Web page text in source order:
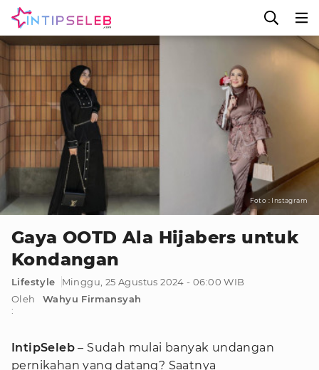
Foto : Instagram
Gaya OOTD Ala Hijabers untuk
Kondangan
Lifestyle
Minggu, 25 Agustus 2024 - 06:00 WIB
Oleh
:
Wahyu Firmansyah
IntipSeleb – Sudah mulai banyak undangan
pernikahan yang datang? Saatnya